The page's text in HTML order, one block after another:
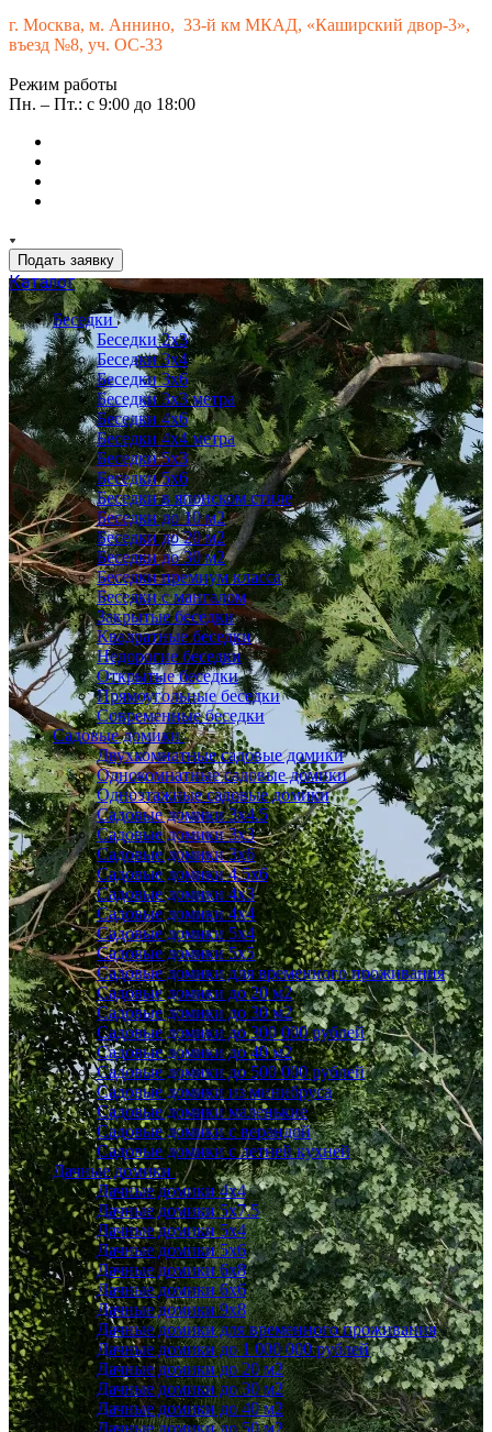
г. Москва, м. Аннино, 33-й км МКАД, «Каширский двор-3»,
въезд №8, уч. ОС-33
Режим работы
Пн. – Пт.: с 9:00 до 18:00
Подать заявку
Каталог
Беседки
Беседки 2x3
Беседки 3x4
Беседки 3x6
Беседки 3х3 метра
Беседки 4x6
Беседки 4х4 метра
Беседки 5x3
Беседки 5x6
Беседки в японском стиле
Беседки до 10 м2
Беседки до 20 м2
Беседки до 30 м2
Беседки премиум класса
Беседки с мангалом
Закрытые беседки
Квадратные беседки
Недорогие беседки
Открытые беседки
Прямоугольные беседки
Современные беседки
Садовые домики
Двухкомнатные садовые домики
Однокомнатные садовые домики
Одноэтажные садовые домики
Садовые домики 3x4.5
Садовые домики 3х3
Садовые домики 3х6
Садовые домики 4.5x6
Садовые домики 4x3
Садовые домики 4x4
Садовые домики 5х4
Садовые домики 5х5
Садовые домики для временного проживания
Садовые домики до 20 м2
Садовые домики до 30 м2
Садовые домики до 300 000 рублей
Садовые домики до 40 м2
Садовые домики до 500 000 рублей
Садовые домики из минибруса
Садовые домики маленькие
Садовые домики с верандой
Садовые домики с летней кухней
Дачные домики
Дачные домики 4х4
Дачные домики 5x7.5
Дачные домики 5х4
Дачные домики 5х6
Дачные домики 6x8
Дачные домики 6х6
Дачные домики 9x8
Дачные домики для временного проживания
Дачные домики до 1 000 000 рублей
Дачные домики до 20 м2
Дачные домики до 30 м2
Дачные домики до 40 м2
Дачные домики до 50 м2